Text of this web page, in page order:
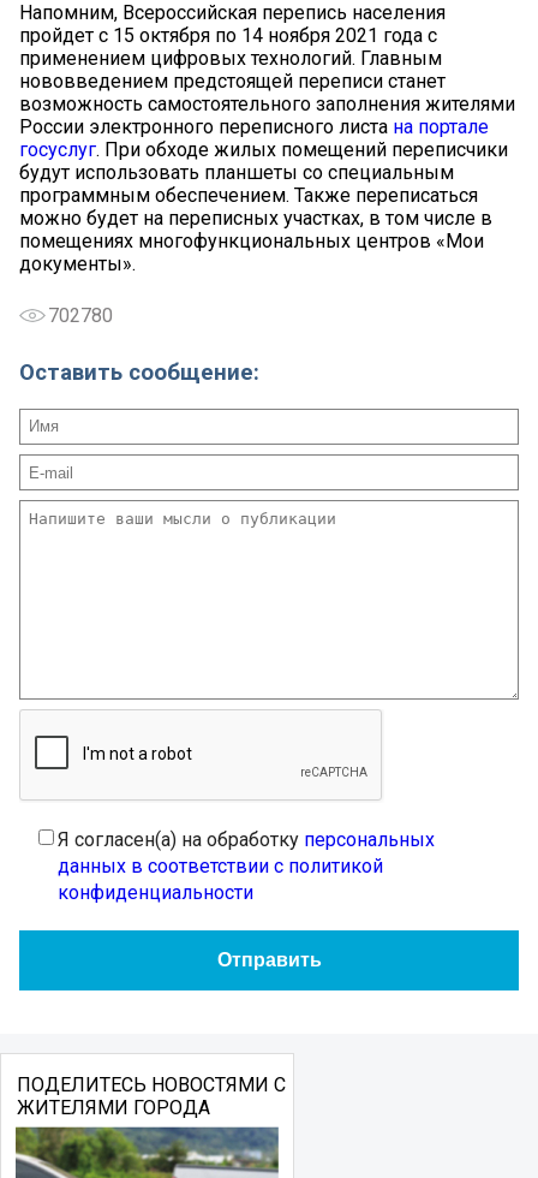
Напомним, Всероссийская перепись населения
пройдет с 15 октября по 14 ноября 2021 года с
применением цифровых технологий. Главным
нововведением предстоящей переписи станет
возможность самостоятельного заполнения жителями
России электронного переписного листа на портале
госуслуг. При обходе жилых помещений переписчики
будут использовать планшеты со специальным
программным обеспечением. Также переписаться
можно будет на переписных участках, в том числе в
помещениях многофункциональных центров «Мои
документы».
702780
Оставить сообщение:
Я согласен(а) на обработку персональных
данных в соответствии с политикой
конфиденциальности
ПОДЕЛИТЕСЬ НОВОСТЯМИ С
ЖИТЕЛЯМИ ГОРОДА